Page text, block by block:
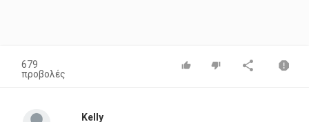
679
προβολές
Kelly